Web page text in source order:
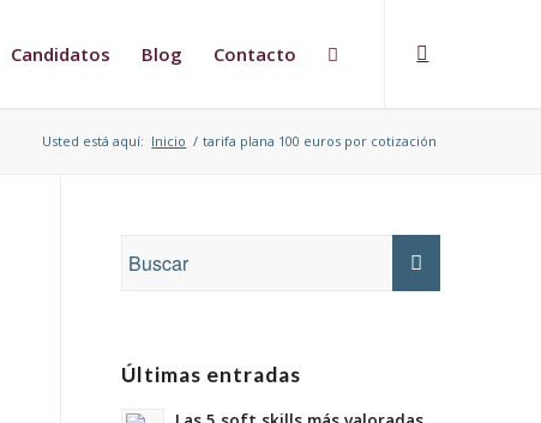
Candidatos Blog Contacto
Usted está aquí: Inicio / tarifa plana 100 euros por cotización
Últimas entradas